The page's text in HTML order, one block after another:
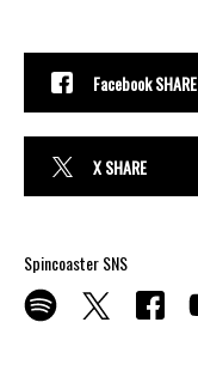
Facebook SHARE
X SHARE
Spincoaster SNS